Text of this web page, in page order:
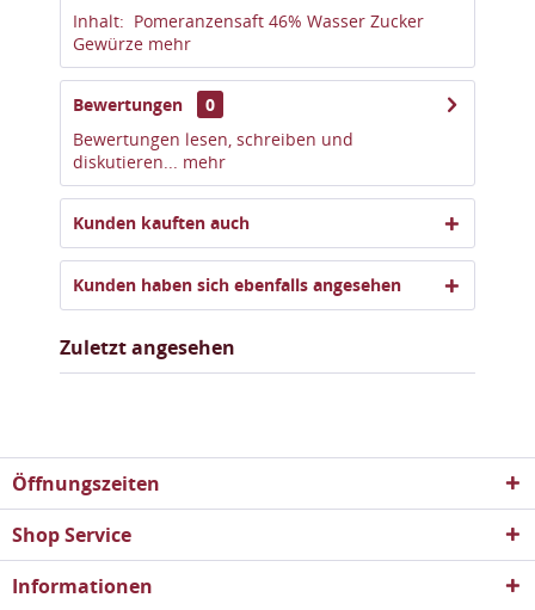
Inhalt: Pomeranzensaft 46% Wasser Zucker
Gewürze mehr
Bewertungen
0
Bewertungen lesen, schreiben und
diskutieren... mehr
Kunden kauften auch
Kunden haben sich ebenfalls angesehen
Zuletzt angesehen
Öffnungszeiten
Shop Service
Informationen